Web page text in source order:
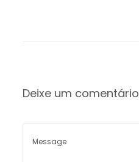
Deixe um comentário